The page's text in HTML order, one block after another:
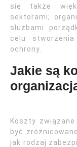
się także
sektorami;
służbami
celu
ochrony.
Jakie są
Koszty
być
jak rodzaj